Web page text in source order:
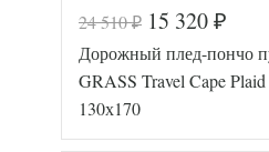
Код товара
577-726
Артикул
GG-25131
7
покрывала
Ткань
Лаке/
24 510₽ 15 320 ₽
Дорожный плед-пончо
GRASS Travel Cape
130х170